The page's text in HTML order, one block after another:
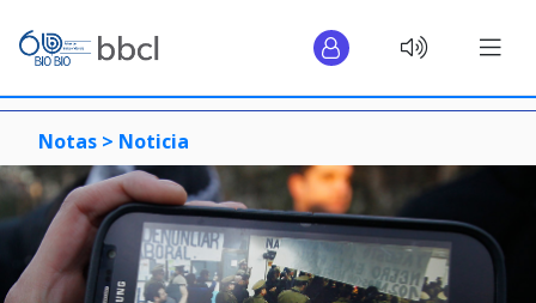
Notas > Noticia